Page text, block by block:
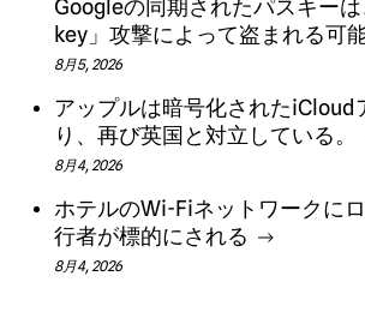
Googleの同期されたパスキー
key」攻撃によって盗まれる可
8月5, 2026
アップルは暗号化されたiCloud
り、再び英国と対立している。
8月4, 2026
ホテルのWi-Fiネットワークに
行者が標的にされる
8月4, 2026